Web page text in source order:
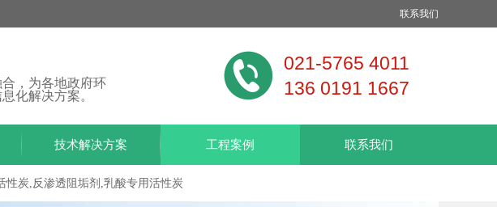
联系我们
，为各地政府环
化解决方案。
021-5765 4011
136 0191 1667
技术解决方案 工程案例 联系我们
性炭,反渗透阻垢剂,乳酸专用活性炭